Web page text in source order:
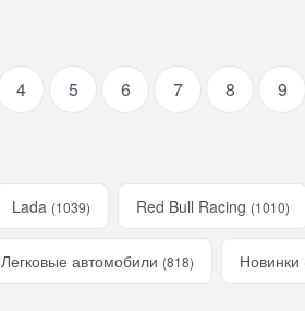
4 5 6 7 8 9
Lada (1039) Red Bull Racing (1010)
Легковые автомобили (818) Новинки